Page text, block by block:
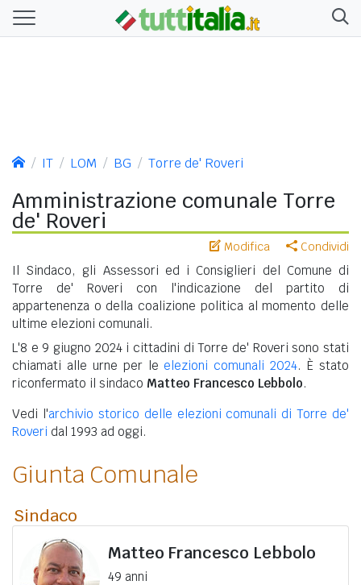
IT LOM BG Torre de' Roveri
Amministrazione comunale Torre
de' Roveri
Modifica Condividi
Il Sindaco, gli Assessori ed i Consiglieri del Comune di
Torre de' Roveri con l'indicazione del partito di
appartenenza o della coalizione politica al momento delle
ultime elezioni comunali.
L'8 e 9 giugno 2024 i cittadini di Torre de' Roveri sono stati
chiamati alle urne per le elezioni comunali 2024. È stato
riconfermato il sindaco Matteo Francesco Lebbolo.
Vedi l'archivio storico delle elezioni comunali di Torre de'
Roveri dal 1993 ad oggi.
Giunta Comunale
Sindaco
Matteo Francesco Lebbolo
49 anni